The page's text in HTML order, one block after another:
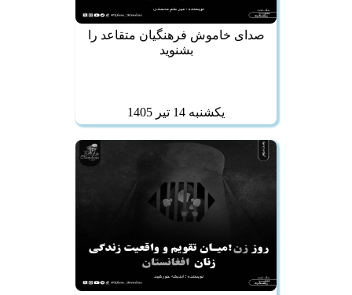
صدای خاموش فرهنگیان متقاعد را
بشنوید
يكشنبه 14 تير 1405